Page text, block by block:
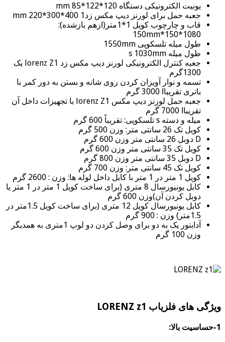
یونیت الکترونیکی دستگاه 120*122*85 mm
جعبه حمل برای لورنز دیپ مکس زد1 400*300*220 mm
قاب و چارچوب کویل 1*1متر(ازهم بازشده):
1080*150*150mm
طول میله تلسکوپی 1550mm
طول میله s 1030mm
جعبه کنترل الکترونیکی لورنز دیپ مکس زد lorenz Z1 یک
1300گرم
تسمه و نوار آویزان کردن روی شانه و بستن به دور کمر با
باتری تقریباا 3000 گرم
جعبه حمل لورنز دیپ مکس lorenz Z1 با تجهیزات داخل آن
تقریباا 7000 گرم
میله و دسته s تلسکوپی: تقریباً 600 گرم
کویل تک 26 سانتی متر: وزن 500 گرم
D دوبل 26 سانتی متر وزن 600 گرم
کویل تک 35 سانتی متر وزن 600 گرم
D دوبل 35 سانتی متر وزن 800 گرم
کویل تک 45 سانتی متر: وزن 700 گرم
کویل 1 متر در 1 متر با کابل داخل لوله ها: وزن : 2600 گرم
کابل یونیورسال 8 متری (برای ساخت کویل 1 متر در 1 متر یا
دوبل کردن آن)وزن 600 گرم
کابل یونیورسال کویل 12 متری (برای ساخت کویل 1.5متر در
1.5متر) وزن : 900 گرم
آدابتور یک به دو برای وصل کردن دو لوپ 1متری به همدیگر
وزن 100 گرم
ویژگی های فلزیاب LORENZ z1
1-حساسیت بالا: